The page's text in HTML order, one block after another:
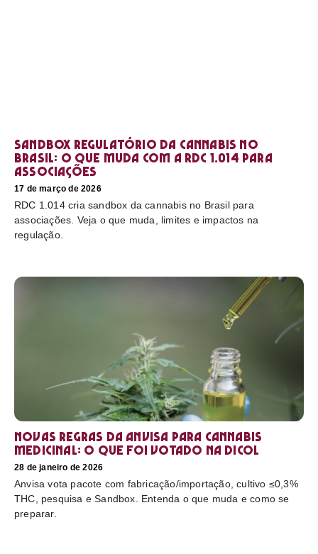
Sandbox regulatório da cannabis no
Brasil: o que muda com a RDC 1.014 para
associações
17 de março de 2026
RDC 1.014 cria sandbox da cannabis no Brasil para
associações. Veja o que muda, limites e impactos na
regulação.
Novas regras da Anvisa para cannabis
medicinal: o que foi votado na Dicol
28 de janeiro de 2026
Anvisa vota pacote com fabricação/importação, cultivo ≤0,3%
THC, pesquisa e Sandbox. Entenda o que muda e como se
preparar.